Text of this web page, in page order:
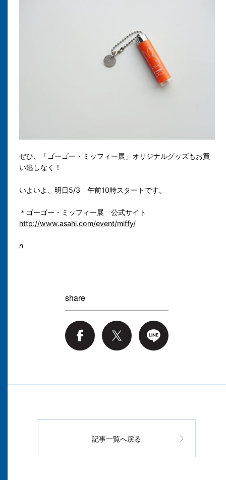
ぜひ、「ゴーゴー・ミッフィー展」オリジナルグッズもお買
い逃しなく！
いよいよ、明日5/3 午前10時スタートです。
＊ゴーゴー・ミッフィー展 公式サイト
http://www.asahi.com/event/miffy/
n
share
記事一覧へ戻る